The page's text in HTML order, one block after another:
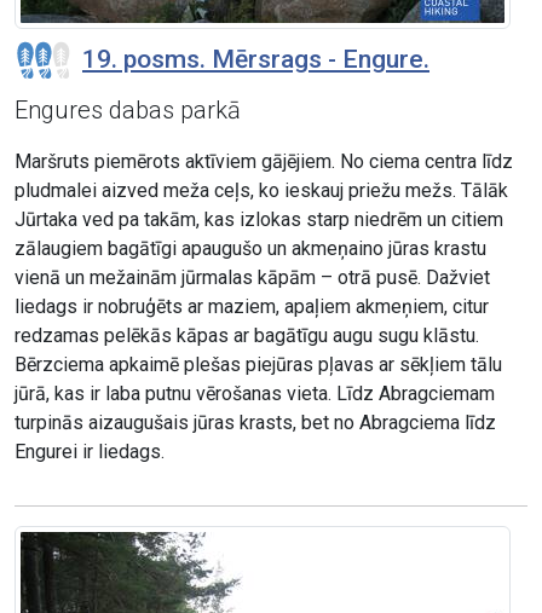
19. posms. Mērsrags - Engure.
Engures dabas parkā
Maršruts piemērots aktīviem gājējiem. No ciema centra līdz
pludmalei aizved meža ceļs, ko ieskauj priežu mežs. Tālāk
Jūrtaka ved pa takām, kas izlokas starp niedrēm un citiem
zālaugiem bagātīgi apaugušo un akmeņaino jūras krastu
vienā un mežainām jūrmalas kāpām – otrā pusē. Dažviet
liedags ir nobruģēts ar maziem, apaļiem akmeņiem, citur
redzamas pelēkās kāpas ar bagātīgu augu sugu klāstu.
Bērzciema apkaimē plešas piejūras pļavas ar sēkļiem tālu
jūrā, kas ir laba putnu vērošanas vieta. Līdz Abragciemam
turpinās aizaugušais jūras krasts, bet no Abragciema līdz
Engurei ir liedags.